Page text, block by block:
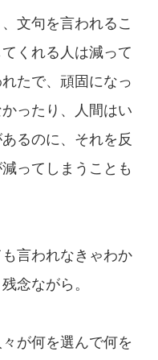
文句を言われるこ
くれる人は減って
たで、頑固になっ
ったり、人間はい
るのに、それを反
ってしまうことも
言われなきゃわか
念ながら。
が何を選んで何を